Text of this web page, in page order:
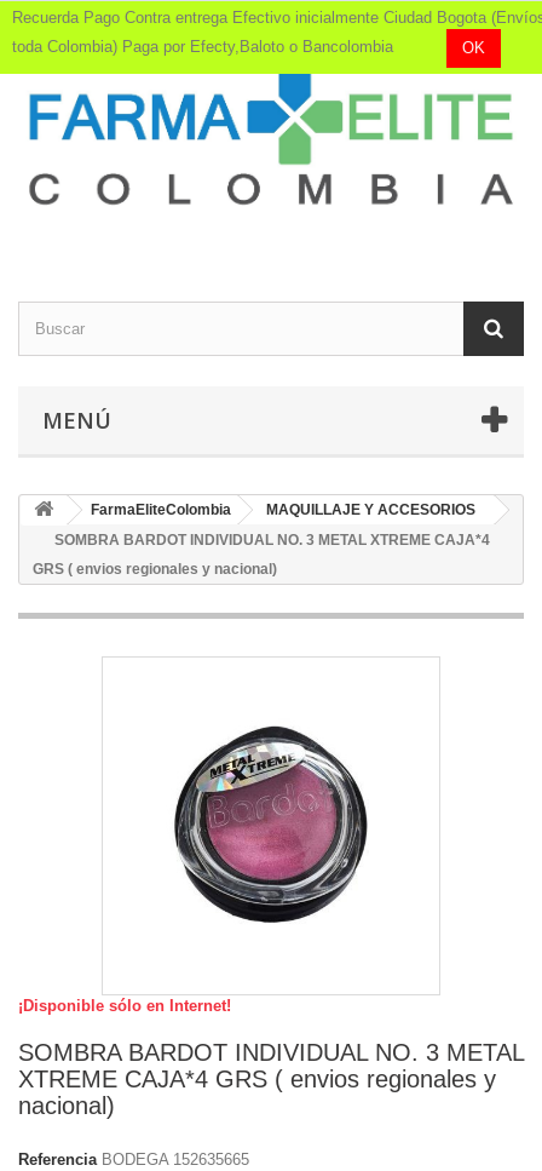
MENÚ
FarmaEliteColombia
MAQUILLAJE Y ACCESORIOS
SOMBRA BARDOT INDIVIDUAL NO. 3 METAL XTREME CAJA*4
GRS ( envios regionales y nacional)
¡Disponible sólo en Internet!
SOMBRA BARDOT INDIVIDUAL NO. 3 METAL
XTREME CAJA*4 GRS ( envios regionales y
nacional)
Referencia BODEGA 152635665
Recuerda Pago Contra entrega Efectivo inicialmente Ciudad Bogota
toda Colombia) Paga por Efecty,Baloto o Bancolombia
OK